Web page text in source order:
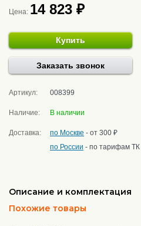
Цена: 14 823 ₽
Купить
Заказать звонок
Артикул: 008399
Наличие: В наличии
Доставка: по Москве - от 300 ₽
по России - по тарифам ТК
Описание и комплектация
Похожие товары